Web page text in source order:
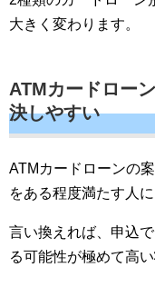
大きく変わります。
ATMカードロー
決しやすい
ATMカードローンの
をある程度満たす人
言い換えれば、申込
る可能性が極めて高い